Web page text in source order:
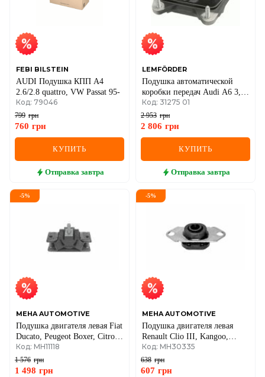
FEBI BILSTEIN
AUDI Подушка КПП A4
2.6/2.8 quattro, VW Passat 95-
Код: 79046
799 грн
760 грн
КУПИТЬ
Отправка завтра
LEMFÖRDER
Подушка автоматической
коробки передач Audi A6 3,0–
4,2 quattro 04–
Код: 31275 01
2 953 грн
2 806 грн
КУПИТЬ
Отправка завтра
-5%
MEHA AUTOMOTIVE
Подушка двигателя левая Fiat
Ducato, Peugeot Boxer, Citroen
Jumper 94–
Код: MH11118
1 576 грн
1 498 грн
-5%
MEHA AUTOMOTIVE
Подушка двигателя левая
Renault Clio III, Kangoo,
Megane II, Duster 4x2 2010–
Код: MH30335
638 грн
607 грн